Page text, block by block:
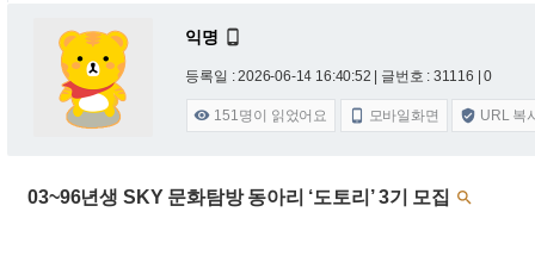
익명 
등록일 : 2026-06-14 16:40:52 | 글번호 : 31116 | 0
 151명이 읽었어요  모바일화면  URL 복
03~96년생 SKY 문화탐방 동아리 ‘도토리’ 3기 모집 